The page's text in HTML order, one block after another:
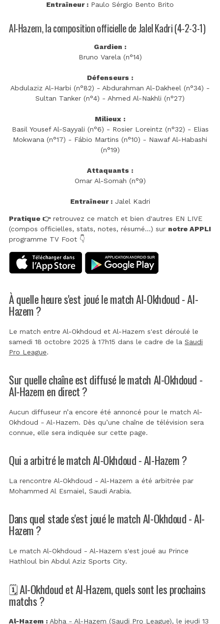
Entraîneur : Paulo Sérgio Bento Brito
Al-Hazem, la composition officielle de Jalel Kadri (4-2-3-1)
Gardien :
Bruno Varela (n°14)
Défenseurs :
Abdulaziz Al-Harbi (n°82) - Abdurahman Al-Dakheel (n°34) -
Sultan Tanker (n°4) - Ahmed Al-Nakhli (n°27)
Milieux :
Basil Yousef Al-Sayyali (n°6) - Rosier Loreintz (n°32) - Elias
Mokwana (n°17) - Fábio Martins (n°10) - Nawaf Al-Habashi
(n°19)
Attaquants :
Omar Al-Somah (n°9)
Entraîneur :Jalel Kadri
Pratique 👉retrouvez ce match et bien d'autres EN LIVE
(compos officielles, stats, notes, résumé...) sur notre APPLI
programme TV Foot 👇
À quelle heure s'est joué le match Al-Okhdoud - Al-
Hazem ?
Le match entre Al-Okhdoud et Al-Hazem s'est déroulé le
samedi 18 octobre 2025 à 17h15 dans le cadre de la Saudi
Pro League.
Sur quelle chaîne est diffusé le match Al-Okhdoud -
Al-Hazem en direct ?
Aucun diffuseur n’a encore été annoncé pour le match Al-
Okhdoud - Al-Hazem. Dès qu’une chaîne de télévision sera
connue, elle sera indiquée sur cette page.
Qui a arbitré le match Al-Okhdoud - Al-Hazem ?
La rencontre Al-Okhdoud - Al-Hazem a été arbitrée par
Mohammed Al Esmaiel, Saudi Arabia.
Dans quel stade s'est joué le match Al-Okhdoud - Al-
Hazem ?
Le match Al-Okhdoud - Al-Hazem s'est joué au Prince
Hathloul bin Abdul Aziz Sports City.
🗓️ Al-Okhdoud et Al-Hazem, quels sont les prochains
matchs ?
Al-Hazem : Abha - Al-Hazem (Saudi Pro League), le jeudi 13